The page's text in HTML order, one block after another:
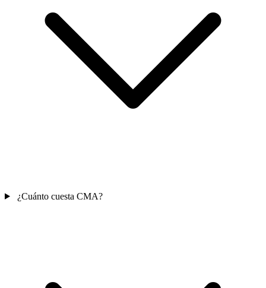
¿Cuánto cuesta CMA?